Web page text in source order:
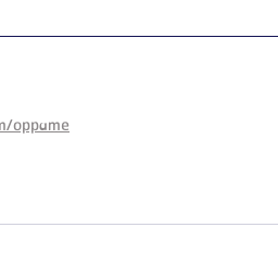
oppame